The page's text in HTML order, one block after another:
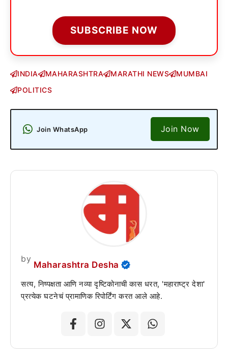
SUBSCRIBE NOW
INDIA MAHARASHTRA MARATHI NEWS
MUMBAI
POLITICS
Join WhatsApp Join Now
by
Maharashtra Desha
सत्य, निष्पक्षता आणि नव्या दृष्टिकोनाची कास धरत, 'महाराष्ट्र देशा'
प्रत्येक घटनेचं प्रामाणिक रिपोर्टिंग करत आले आहे.